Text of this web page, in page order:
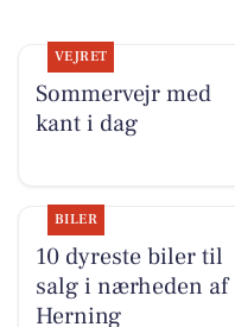
VEJRET
Sommervejr med
kant i dag
BILER
10 dyreste biler til
salg i nærheden af
Herning